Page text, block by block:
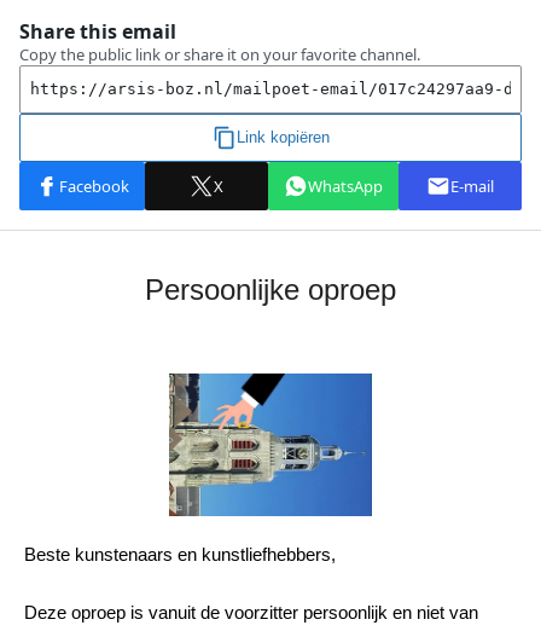
Persoonlijke oproep
Beste kunstenaars en kunstliefhebbers,
Deze oproep is vanuit de voorzitter persoonlijk en niet van